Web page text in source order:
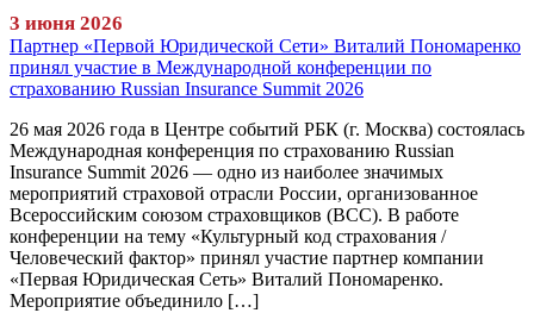
3 июня 2026
Партнер «Первой Юридической Сети» Виталий Пономаренко
принял участие в Международной конференции по
страхованию Russian Insurance Summit 2026
26 мая 2026 года в Центре событий РБК (г. Москва) состоялась
Международная конференция по страхованию Russian
Insurance Summit 2026 — одно из наиболее значимых
мероприятий страховой отрасли России, организованное
Всероссийским союзом страховщиков (ВСС). В работе
конференции на тему «Культурный код страхования /
Человеческий фактор» принял участие партнер компании
«Первая Юридическая Сеть» Виталий Пономаренко.
Мероприятие объединило […]